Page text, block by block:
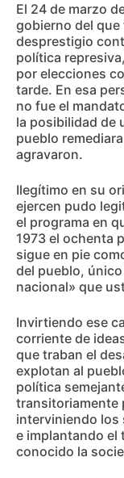
El 24 de marzo
gobierno del
desprestigio
política
por elecciones
tarde. En esa
no fue el
la posibilidad de
pueblo
agravaron.
Ilegítimo en su
ejercen pudo
el programa en
1973 el ochenta
sigue en pie
del pueblo,
nacional» que
Invirtiendo ese
corriente de
que traban el
explotan al
política
transitoriamente
interviniendo los
e implantando el
conocido la